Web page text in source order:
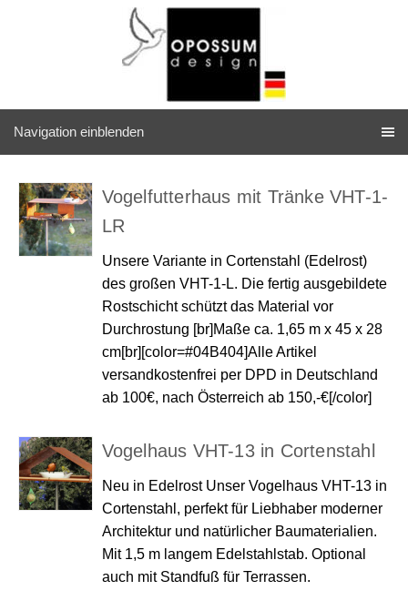
Navigation einblenden
Vogelfutterhaus mit Tränke VHT-1-
LR
Unsere Variante in Cortenstahl (Edelrost)
des großen VHT-1-L. Die fertig ausgebildete
Rostschicht schützt das Material vor
Durchrostung [br]Maße ca. 1,65 m x 45 x 28
cm[br][color=#04B404]Alle Artikel
versandkostenfrei per DPD in Deutschland
ab 100€, nach Österreich ab 150,-€[/color]
Vogelhaus VHT-13 in Cortenstahl
Neu in Edelrost Unser Vogelhaus VHT-13 in
Cortenstahl, perfekt für Liebhaber moderner
Architektur und natürlicher Baumaterialien.
Mit 1,5 m langem Edelstahlstab. Optional
auch mit Standfuß für Terrassen.